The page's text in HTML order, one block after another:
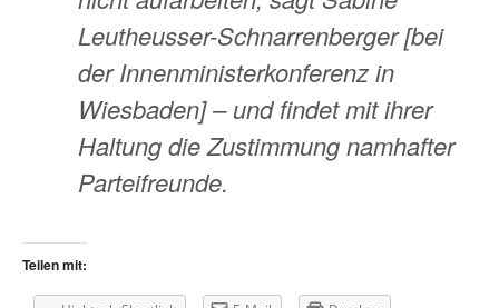
Leutheusser-Schnarrenberger [bei
der Innenministerkonferenz in
Wiesbaden] – und findet mit ihrer
Haltung die Zustimmung namhafter
Parteifreunde.
Teilen mit: